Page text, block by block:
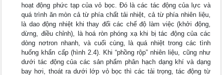
hoạt động phức tạp của vỏ bọc. Đó là các tác động của lực và
quá trình ăn mòn cả từ phía chất tải nhiệt, cả từ phía nhiên liệu,
là dao động nhiệt khi thay đổi các chế độ làm việc (khởi động,
dừng, điều chỉnh), là hoá ròn phóng xạ khi bị tác động của các
dòng nơtron nhanh, và cuối cùng, là quá nhiệt trong các tình
huống khẩn cấp (hình 2.4). Khi “phồng rộp” nhiên liệu, cũng như
dưới tác động của các sản phẩm phân hạch dạng khí và dạng
bay hơi, thoát ra dưới lớp vỏ bọc thì các tải trọng, tác động từ